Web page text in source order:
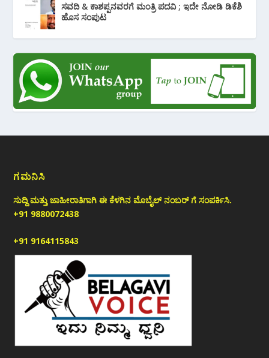
ಸವದಿ & ಕಾಶಪ್ಪನವರಗೆ ಮಂತ್ರಿ ಪದವಿ ; ಇದೇ ನೋಡಿ‌ ಡಿಕೆಶಿ
ಹೊಸ ಸಂಪುಟ
ಗಮನಿಸಿ
ಸುದ್ದಿ ಮತ್ತು ಜಾಹೀರಾತಿಗಾಗಿ ಈ ಕೆಳಗಿನ ಮೊಬೈಲ್ ನಂಬರ್ ಗೆ ಸಂಪರ್ಕಿಸಿ.
+91 9880072438
+91 9164115843